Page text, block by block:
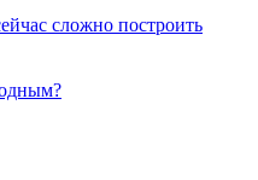
сложно построить